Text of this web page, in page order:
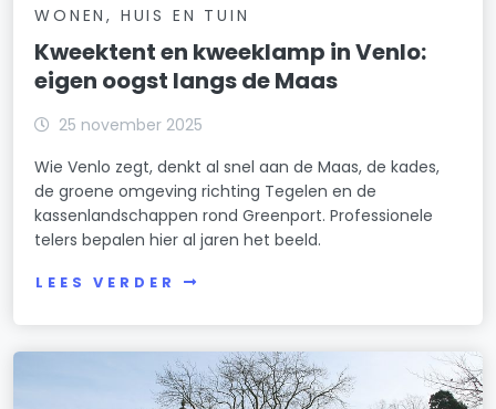
WONEN, HUIS EN TUIN
Kweektent en kweeklamp in Venlo:
eigen oogst langs de Maas
25 november 2025
Wie Venlo zegt, denkt al snel aan de Maas, de kades,
de groene omgeving richting Tegelen en de
kassenlandschappen rond Greenport. Professionele
telers bepalen hier al jaren het beeld.
LEES VERDER